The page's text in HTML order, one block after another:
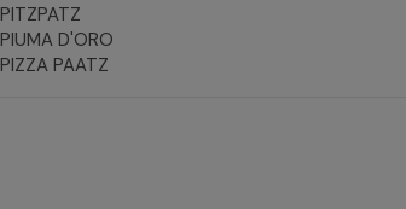
PITZPATZ
PIUMA D'ORO
PIZZA PAATZ